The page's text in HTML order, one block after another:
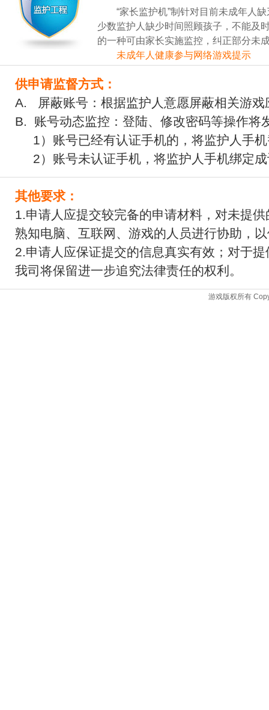
“家长监护机”制针对目前未成年人缺
少数监护人缺少时间照顾孩子，不能及
的一种可由家长实施监控，纠正部分未
未成年人健康参与网络游戏提示
供申请监督方式：
A. 屏蔽账号：根据监护人意愿屏蔽相关游戏
B. 账号动态监控：登陆、修改密码等操作将
1）账号已经有认证手机的，将监护人手机
2）账号未认证手机，将监护人手机绑定成
其他要求：
1.申请人应提交较完备的申请材料，对未提
熟知电脑、互联网、游戏的人员进行协助，
2.申请人应保证提交的信息真实有效；对于
我司将保留进一步追究法律责任的权利。
游戏版权所有